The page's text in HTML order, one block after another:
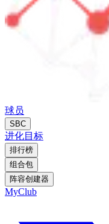
球员
SBC
进化目标
排行榜
组合包
阵容创建器
MyClub